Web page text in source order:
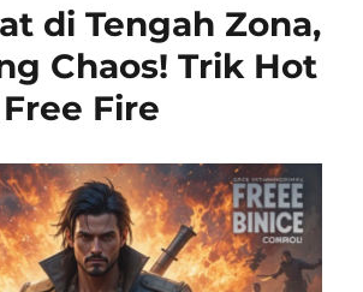
di Tengah Zona,
Chaos! Trik Hot
Fire